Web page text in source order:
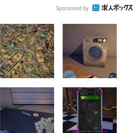
Sponsored by